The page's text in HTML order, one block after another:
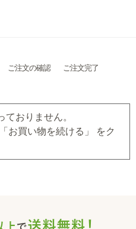
ご注文の確認 ご注文完了
おりません。
お買い物を続ける」 をク